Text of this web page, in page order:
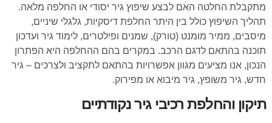
מתקבלת החלטה האם לבצע שיפוץ גיר יסודי או החלפה מלאה.
תהליך השיפוץ כולל בין היתר החלפת דיסקיות, גלגלי שיניים,
מיסבים, ממיר מומנט (טורק), שמנים ופילטרים, לימוד גיר ועדכון
תוכנה בהתאם לדגם הרכב. במקרים בהם ההחלפה היא הפתרון
הנכון, אנו מציעים מגוון אפשרויות בהתאם לתקציב ולצרכים – גיר
חדש, גיר משופץ, גיר מיבוא או מפירוק.
תיקון והחלפת רכיבי גיר נקודתיים